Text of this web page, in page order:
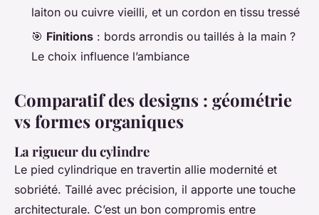
laiton ou cuivre vieilli, et un cordon en tissu tressé
🎯 Finitions : bords arrondis ou taillés à la main ?
Le choix influence l’ambiance
Comparatif des designs : géométrie
vs formes organiques
La rigueur du cylindre
Le pied cylindrique en travertin allie modernité et
sobriété. Taillé avec précision, il apporte une touche
architecturale. C’est un bon compromis entre